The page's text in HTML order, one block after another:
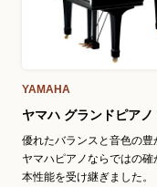
YAMAHA
ヤマハ グランドピアノ
優れたバランスと音色の豊
ヤマハピアノならではの確
本性能を受け継ぎました。